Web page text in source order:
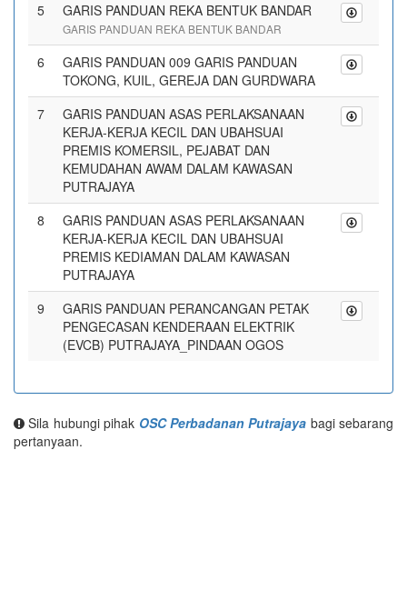
5 GARIS PANDUAN REKA BENTUK BANDAR
GARIS PANDUAN REKA BENTUK BANDAR
6
GARIS PANDUAN 009 GARIS PANDUAN
TOKONG, KUIL, GEREJA DAN GURDWARA
7
GARIS PANDUAN ASAS PERLAKSANAAN
KERJA-KERJA KECIL DAN UBAHSUAI
PREMIS KOMERSIL, PEJABAT DAN
KEMUDAHAN AWAM DALAM KAWASAN
PUTRAJAYA
8
GARIS PANDUAN ASAS PERLAKSANAAN
KERJA-KERJA KECIL DAN UBAHSUAI
PREMIS KEDIAMAN DALAM KAWASAN
PUTRAJAYA
9
GARIS PANDUAN PERANCANGAN PETAK
PENGECASAN KENDERAAN ELEKTRIK
(EVCB) PUTRAJAYA_PINDAAN OGOS
Sila hubungi pihak OSC Perbadanan Putrajaya bagi sebarang
pertanyaan.